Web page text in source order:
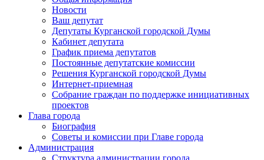
Новости
Ваш депутат
Депутаты Курганской городской Думы
Кабинет депутата
График приема депутатов
Постоянные депутатские комиссии
Решения Курганской городской Думы
Интернет-приемная
Собрание граждан по поддержке инициативных
проектов
Глава города
Биография
Советы и комиссии при Главе города
Администрация
Структура администрации города